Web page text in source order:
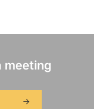
meeting